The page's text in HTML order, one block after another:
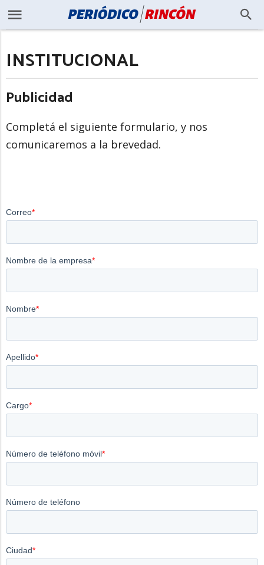
INSTITUCIONAL
Publicidad
Completá el siguiente formulario, y nos
comunicaremos a la brevedad.